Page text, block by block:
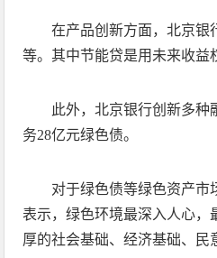
在产品创新方面，北京银
等。其中节能贷是用未来收益
此外，北京银行创新多种
务28亿元绿色债。
对于绿色债等绿色资产市
表示，绿色环境最深入人心
厚的社会基础、经济基础、民